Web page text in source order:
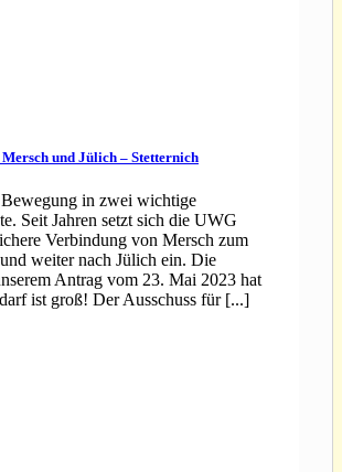
und Jülich – Stetternich
in zwei wichtige
Seit Jahren setzt sich die UWG
Verbindung von Mersch zum
weiter nach Jülich ein. Die
Antrag vom 23. Mai 2023 hat
ist groß! Der Ausschuss für [...]